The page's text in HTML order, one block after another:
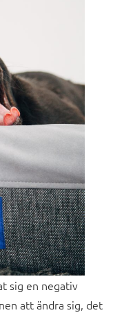
sig en negativ
att ändra sig, det